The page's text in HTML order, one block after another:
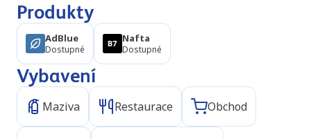
Produkty
AdBlue
Dostupné
Nafta
Dostupné
Vybavení
Maziva Restaurace Obchod